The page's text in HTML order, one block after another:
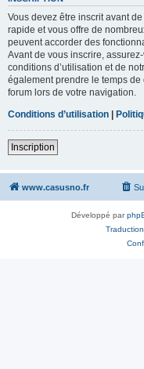
Vous devez être inscrit avant
rapide et vous offre de
peuvent accorder des
Avant de vous inscrire,
conditions d’utilisation et de
également prendre le temps
forum lors de votre navigation.
Conditions d’utilisation |
Inscription
www.casusno.fr
Développé par